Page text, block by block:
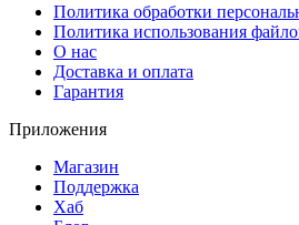
Политика обработки
Политика использования
О нас
Доставка и оплата
Гарантия
Приложения
Магазин
Поддержка
Хаб